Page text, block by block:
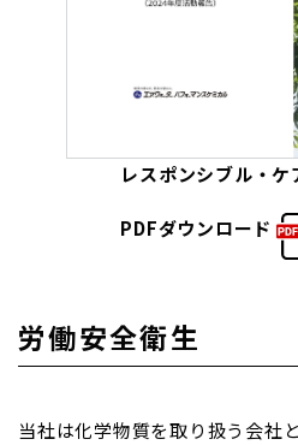
レスポンシブル・
PDFダウンロード
労働安全衛生
当社は化学物質を取り扱う会社